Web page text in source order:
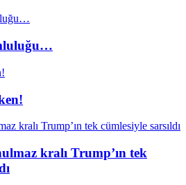
kralı Trump’ın tek